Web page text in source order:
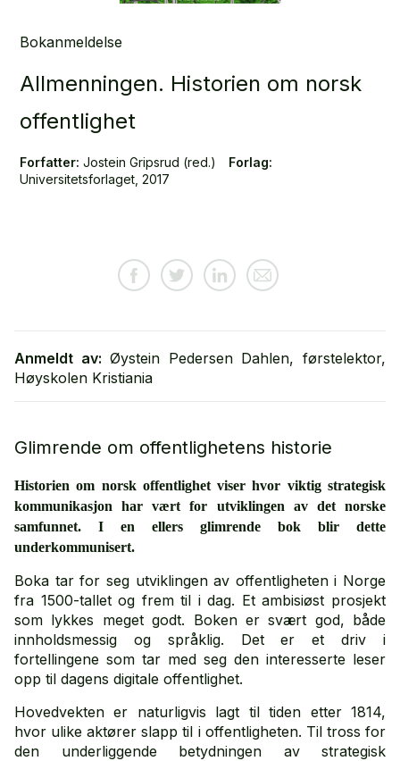
Bokanmeldelse
Allmenningen. Historien om norsk
offentlighet
Forfatter: Jostein Gripsrud (red.)
Forlag:
Universitetsforlaget, 2017
Anmeldt av: Øystein Pedersen Dahlen, førstelektor,
Høyskolen Kristiania
Glimrende om offentlighetens historie
Historien om norsk offentlighet viser hvor viktig strategisk
kommunikasjon har vært for utviklingen av det norske
samfunnet. I en ellers glimrende bok blir dette
underkommunisert.
Boka tar for seg utviklingen av offentligheten i Norge
fra 1500-tallet og frem til i dag. Et ambisiøst prosjekt
som lykkes meget godt. Boken er svært god, både
innholdsmessig og språklig. Det er et driv i
fortellingene som tar med seg den interesserte leser
opp til dagens digitale offentlighet.
Hovedvekten er naturligvis lagt til tiden etter 1814,
hvor ulike aktører slapp til i offentligheten. Til tross for
den underliggende betydningen av strategisk